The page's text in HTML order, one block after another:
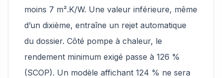
moins 7 m².K/W. Une valeur inférieure, même
d’un dixième, entraîne un rejet automatique
du dossier. Côté pompe à chaleur, le
rendement minimum exigé passe à 126 %
(SCOP). Un modèle affichant 124 % ne sera